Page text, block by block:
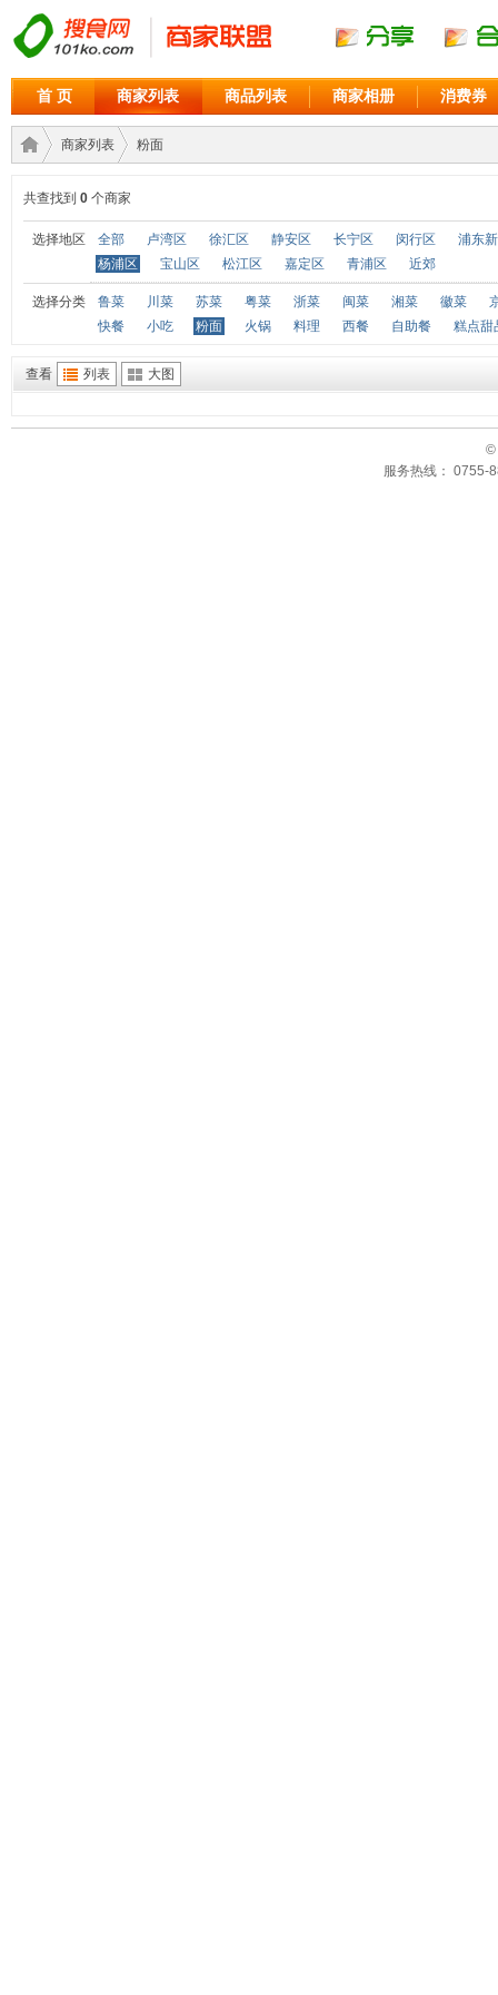
首 页 商家列表 商品列表 商家相册 消费券
商家›
商家列表
›
粉面
共查找到 0 个商家
选择地区 全部 卢湾区 徐汇区 静安区 长宁区 闵行区
浦东
杨浦区
宝山区 松江区 嘉定区 青浦区 近郊
选择分类 鲁菜 川菜 苏菜 粤菜 浙菜 闽菜 湘菜 徽菜
快餐
小吃 粉面 火锅 料理 西餐 自助餐 糕点甜
查看 列表 大图
©
服务热线： 0755-